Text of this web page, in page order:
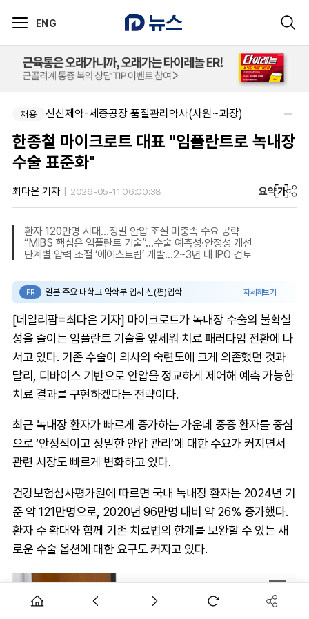
ENG
채용 신신제약-세종공장 품질관리약사(사원~과장)
한종철 마이크로트 대표 "임플란트로 녹내장
수술 표준화"
최다은 기자 2026-05-11 06:00:38 요약가
환자 120만명 시대…정밀 안압 조절 미충족 수요 공략
“MIBS 핵심은 임플란트 기술”…수술 예측성·안정성 개선
단계별 압력 조절 ‘에이스트림’ 개발…2~3년 내 IPO 검토
PR 일본 주요 대학교 약학부 입시 신(편)입학 자세히보기
[데일리팜=최다은 기자] 마이크로트가 녹내장 수술의 불확실
성을 줄이는 임플란트 기술을 앞세워 치료 패러다임 전환에 나
서고 있다. 기존 수술이 의사의 숙련도에 크게 의존했던 것과
달리, 디바이스 기반으로 안압을 정교하게 제어해 예측 가능한
치료 결과를 구현하겠다는 전략이다.
최근 녹내장 환자가 빠르게 증가하는 가운데 중증 환자를 중심
으로 ‘안정적이고 정밀한 안압 관리’에 대한 수요가 커지면서
관련 시장도 빠르게 변화하고 있다.
건강보험심사평가원에 따르면 국내 녹내장 환자는 2024년 기
준 약 121만명으로, 2020년 96만명 대비 약 26% 증가했다.
환자 수 확대와 함께 기존 치료법의 한계를 보완할 수 있는 새
로운 수술 옵션에 대한 요구도 커지고 있다.